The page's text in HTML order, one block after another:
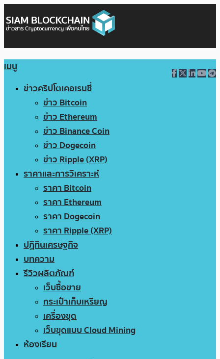
เมนู
ข่าวคริปโตเคอเรนซี่
ข่าว Bitcoin
ข่าว Ethereum
ข่าว Binance Coin
ข่าว Dogecoin
ข่าว Ripple (XRP)
ราคาและการวิเคราะห์
ราคา Bitcoin
ราคา Ethereum
ราคา Dogecoin
ราคา Ripple (XRP)
ปฏิทินเศรษฐกิจ
บทความ
รีวิวผลิตภัณฑ์
เว็บซื้อขาย
กระเป๋าเก็บเหรียญ
เครื่องขุด
เว็บขุดแบบ Cloud Mining
ห้องเรียน